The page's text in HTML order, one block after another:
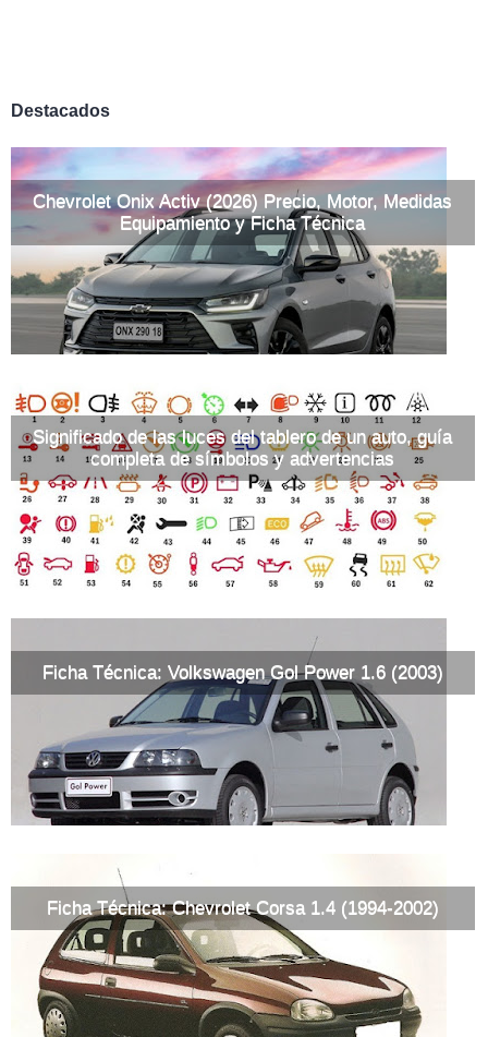
Destacados
Chevrolet Onix Activ (2026) Precio, Motor, Medidas
Equipamiento y Ficha Técnica
Significado de las luces del tablero de un auto, guía
completa de símbolos y advertencias
Ficha Técnica: Volkswagen Gol Power 1.6 (2003)
Ficha Técnica: Chevrolet Corsa 1.4 (1994-2002)